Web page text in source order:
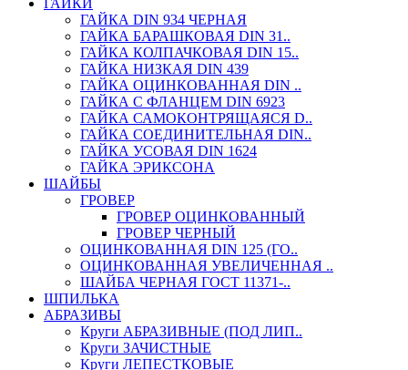
ГАЙКИ
ГАЙКА DIN 934 ЧЕРНАЯ
ГАЙКА БАРАШКОВАЯ DIN 31..
ГАЙКА КОЛПАЧКОВАЯ DIN 15..
ГАЙКА НИЗКАЯ DIN 439
ГАЙКА ОЦИНКОВАННАЯ DIN ..
ГАЙКА С ФЛАНЦЕМ DIN 6923
ГАЙКА САМОКОНТРЯЩАЯСЯ D..
ГАЙКА СОЕДИНИТЕЛЬНАЯ DIN..
ГАЙКА УСОВАЯ DIN 1624
ГАЙКА ЭРИКСОНА
ШАЙБЫ
ГРОВЕР
ГРОВЕР ОЦИНКОВАННЫЙ
ГРОВЕР ЧЕРНЫЙ
ОЦИНКОВАННАЯ DIN 125 (ГО..
ОЦИНКОВАННАЯ УВЕЛИЧЕННАЯ ..
ШАЙБА ЧЕРНАЯ ГОСТ 11371-..
ШПИЛЬКА
АБРАЗИВЫ
Круги АБРАЗИВНЫЕ (ПОД ЛИП..
Круги ЗАЧИСТНЫЕ
Круги ЛЕПЕСТКОВЫЕ